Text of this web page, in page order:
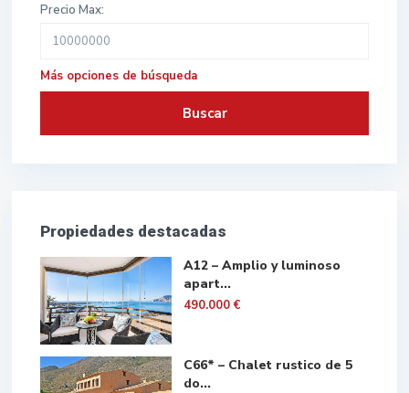
Precio Max:
Más opciones de búsqueda
Buscar
Propiedades destacadas
A12 – Amplio y luminoso
apart...
490.000 €
C66* – Chalet rustico de 5
do...